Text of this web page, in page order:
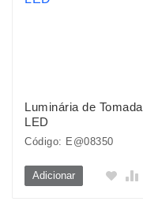
Luminária de Tomada
LED
Código: E@08350
Adicionar